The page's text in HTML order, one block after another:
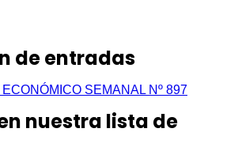
de entradas
ECONÓMICO SEMANAL Nº 897
nuestra lista de